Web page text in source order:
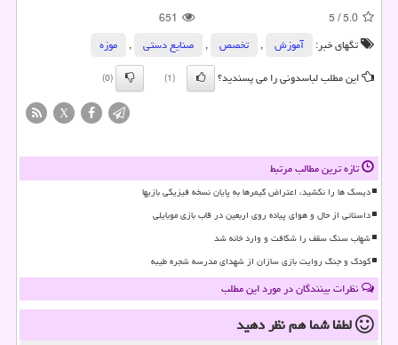
5.0
/
5
651
تگهای خبر:
آموزش , تخصص , صنایع دستی ,
موزه
این مطلب لباسدونی را می پسندید؟
(1)
(0)
X
تازه ترین مطالب مرتبط
دیسک ها را نکشید، اعتراض گیمرها به پایان نسخه فیزیکی بازیها
داستانی از حال و هوای پیاده روی اربعین در قاب بازی موبایلی
شهاب سنگ سقف را شکافت و وارد خانه شد
کودک و جنگ روایت بازی سازان از شهدای مدرسه شجره طیبه
نظرات بینندگان در مورد این مطلب
لطفا شما همنظر دهید